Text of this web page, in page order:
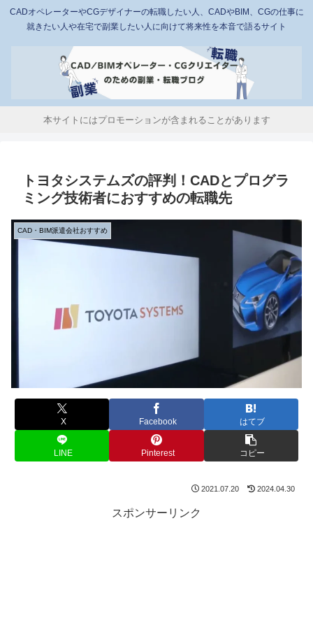
CADオペレーターやCGデザイナーの転職したい人、CADやBIM、CGの仕事に
就きたい人や在宅で副業したい人に向けて将来性を本音で語るサイト
本サイトにはプロモーションが含まれることがあります
トヨタシステムズの評判！CADとプログラ
ミング技術者におすすめの転職先
CAD・BIM派遣会社おすすめ
X Facebook はてブ
LINE Pinterest コピー
2021.07.20 2024.04.30
スポンサーリンク